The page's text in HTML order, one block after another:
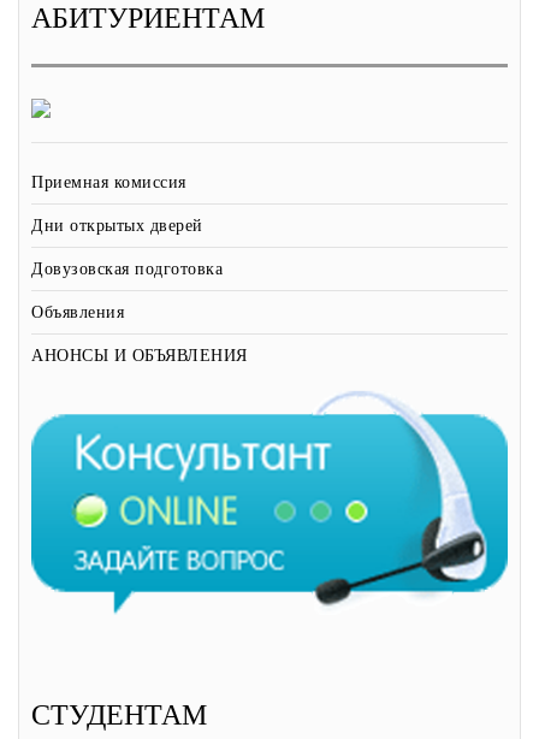
АБИТУРИЕНТАМ
Приемная комиссия
Дни открытых дверей
Довузовская подготовка
Объявления
АНОНСЫ И ОБЪЯВЛЕНИЯ
СТУДЕНТАМ